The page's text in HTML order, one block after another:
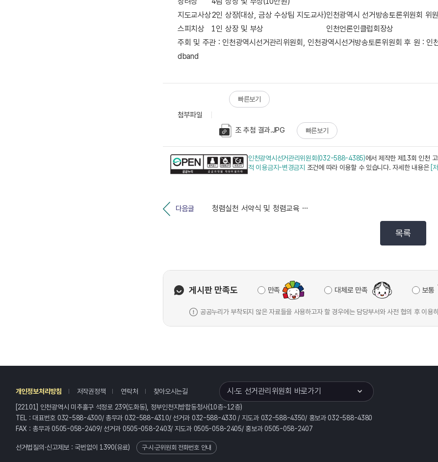
지도교사상2인 상장(대상, 금상 수상팀 지도교사)인천광역시 선거방송토론위원회 위
스피치상
1인 상장 및 부상
인천언론인클럽회장상
주회 및 주관 : 인천광역시선거관리위원회, 인천광역시선거방송토론위원회 후 원 :
dband
첨부파일
빠른보기
조 추첨 결과.JPG 빠른보기
인천광역시선거관리위원회(032-588-4385)에서 제작한 제13회 인천
적 이용금지-변경금지 조건에 따라 이용할 수 있습니다. 자세한 내용은 [
다음글 청렴실천 서약식 및 청렴교육 실시
목록
게시판 만족도 만족 대체로 만족 보통
공공누리가 부착되지 않은 자료들을 사용하고자 할 경우에는 담당부서와 사전 협의 후 이용
개인정보처리방침 저작권정책 연락처 찾아오시는길 시·도 선거관리위원회 바로가기
[22101] 인천광역시 미추홀구 석정로 239(도화동), 정부인천지방합동청사(10층~12층)
TEL : 대표번호 032-588-4300/ 총무과 032-588-4310/ 선거과 032-588-4330 / 지도과 032-588-4350/ 홍보과 032-588-4380
FAX : 총무과 0505-058-2409/ 선거과 0505-058-2403/ 지도과 0505-058-2405/ 홍보과 0505-058-2407
선거법질의·신고제보 : 국번없이 1390(유료) 구·시·군위원회 전화번호 안내